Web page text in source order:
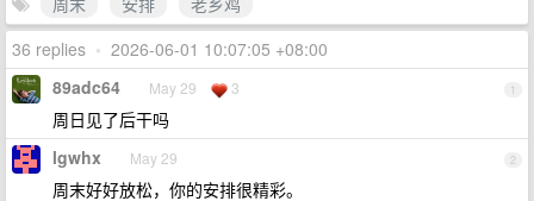
36 replies • 2026-06-01 10:07:05 +08:00
1
89adc64 May 29 3
周日见了后干吗
2
lgwhx May 29
周末好好放松，你的安排很精彩。